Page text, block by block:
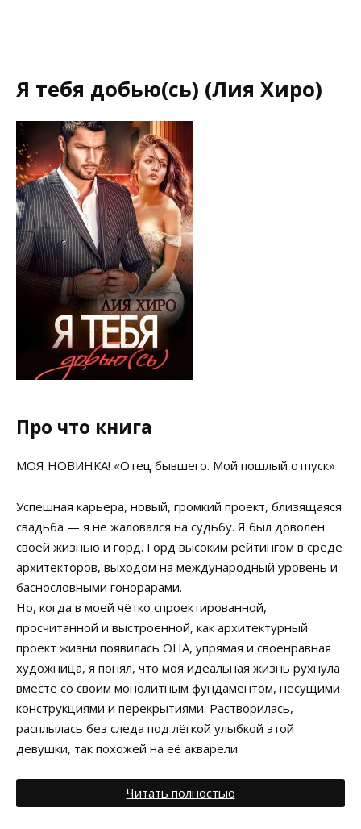
Я тебя добью(сь) (Лия Хиро)
Про что книга
МОЯ НОВИНКА! «Отец бывшего. Мой пошлый отпуск»
Успешная карьера, новый, громкий проект, близящаяся
свадьба — я не жаловался на судьбу. Я был доволен
своей жизнью и горд. Горд высоким рейтингом в среде
архитекторов, выходом на международный уровень и
баснословными гонорарами.
Но, когда в моей чётко спроектированной,
просчитанной и выстроенной, как архитектурный
проект жизни появилась ОНА, упрямая и своенравная
художница, я понял, что моя идеальная жизнь рухнула
вместе со своим монолитным фундаментом, несущими
конструкциями и перекрытиями. Растворилась,
расплылась без следа под лёгкой улыбкой этой
девушки, так похожей на её акварели.
Читать полностью